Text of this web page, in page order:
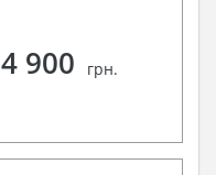
4 900 грн.